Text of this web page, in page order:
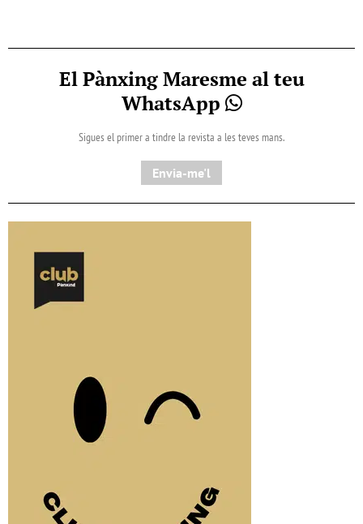
El Pànxing Maresme al teu
WhatsApp
Sigues el primer a tindre la revista a les teves mans.
Envia-me'l